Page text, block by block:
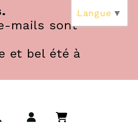
mails sont
et bel été à
Langue ▼